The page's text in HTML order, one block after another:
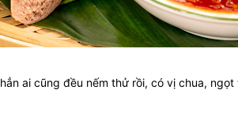
ai cũng đều nếm thử rồi, có vị chua,